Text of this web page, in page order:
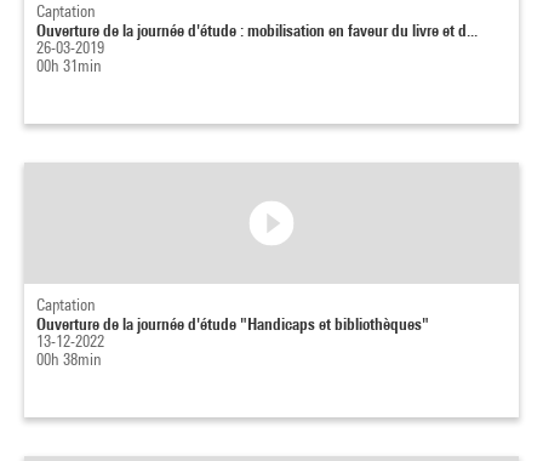
Captation
Ouverture de la journée d'étude : mobilisation en faveur du livre et d...
26-03-2019
00h 31min
Captation
Ouverture de la journée d'étude "Handicaps et bibliothèques"
13-12-2022
00h 38min